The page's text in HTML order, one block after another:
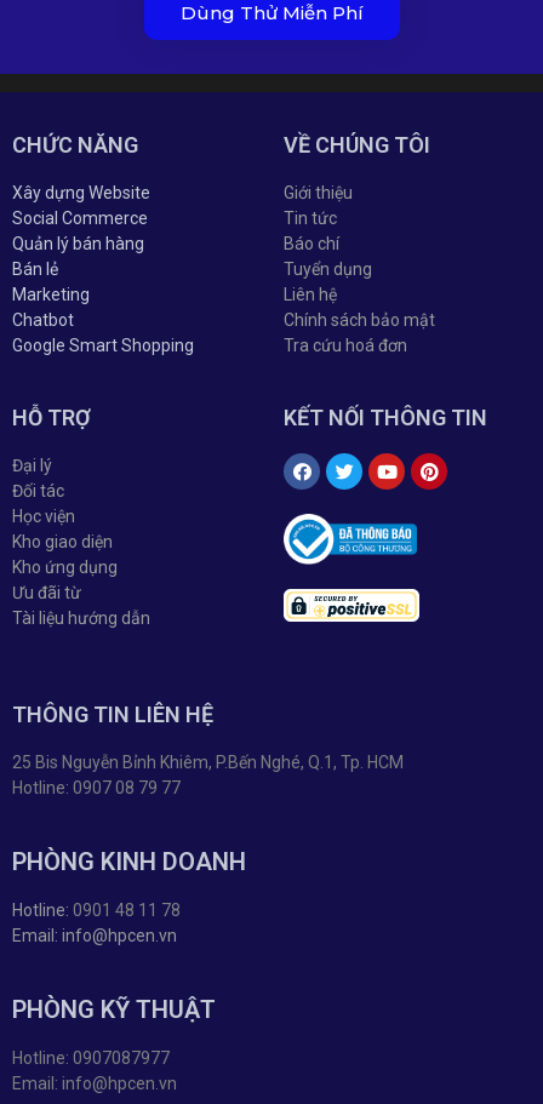
Dùng Thử Miễn Phí
CHỨC NĂNG
Xây dựng Website
Social Commerce
Quản lý bán hàng
Bán lẻ
Marketing
Chatbot
Google Smart Shopping
VỀ CHÚNG TÔI
Giới thiệu
Tin tức
Báo chí
Tuyển dụng
Liên hệ
Chính sách bảo mật
Tra cứu hoá đơn
HỖ TRỢ
Đại lý
Đối tác
Học viện
Kho giao diện
Kho ứng dụng
Ưu đãi từ
Tài liệu hướng dẫn
KẾT NỐI THÔNG TIN
THÔNG TIN LIÊN HỆ
25 Bis Nguyễn Bỉnh Khiêm, P.Bến Nghé, Q.1, Tp. HCM
Hotline: 0907 08 79 77
PHÒNG KINH DOANH
Hotline: 0901 48 11 78
Email: info@hpcen.vn
PHÒNG KỸ THUẬT
Hotline: 0907087977
Email: info@hpcen.vn